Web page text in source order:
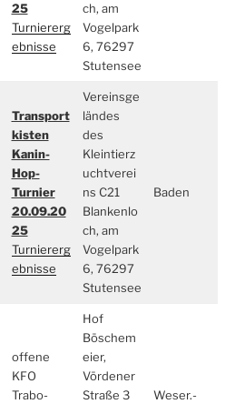
25
Turniererg
ebnisse
ch, am
Vogelpark
6, 76297
Stutensee
Transport
kisten
Kanin-
Hop-
Turnier
20.09.20
25
Turniererg
ebnisse
Vereinsge
ländes
des
Kleintierz
uchtverei
ns C21
Blankenlo
ch, am
Vogelpark
6, 76297
Stutensee
Baden
offene
KFO
Trabo-
Hof
Böschem
eier,
Vördener
Straße 3
Weser.-